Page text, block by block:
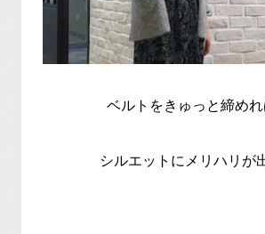
ベルトをきゅっと締めれ
シルエットにメリハリが